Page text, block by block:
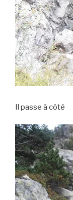
Il passe à côté